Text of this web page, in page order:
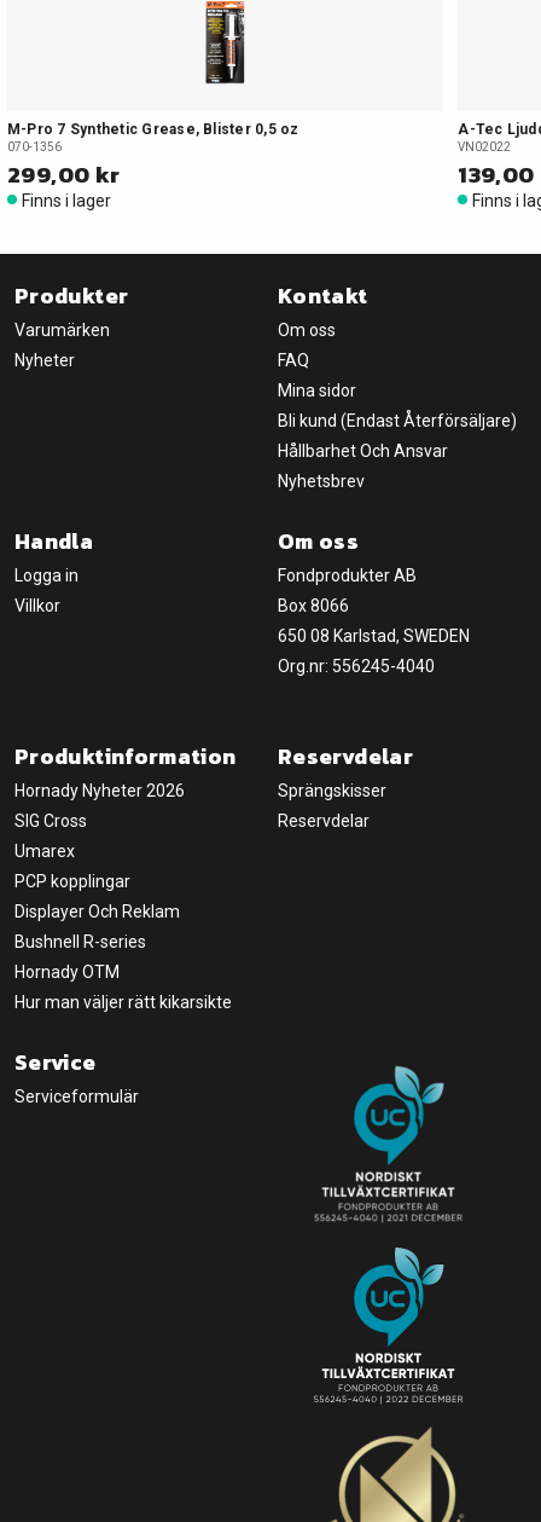
M-Pro 7 Synthetic Grease, Blister 0,5 oz
070-1356
299,00 kr
Finns i lager
A-Tec
VN02022
Finns i
Produkter
Varumärken
Nyheter
Kontakt
Om oss
FAQ
Mina sidor
Bli kund (Endast Återförsäljare)
Hållbarhet Och Ansvar
Nyhetsbrev
Handla
Logga in
Villkor
Om oss
Fondprodukter AB
Box 8066
650 08 Karlstad, SWEDEN
Org.nr: 556245-4040
Produktinformation
Hornady Nyheter 2026
SIG Cross
Umarex
PCP kopplingar
Displayer Och Reklam
Bushnell R-series
Hornady OTM
Hur man väljer rätt kikarsikte
Reservdelar
Sprängskisser
Reservdelar
Service
Serviceformulär